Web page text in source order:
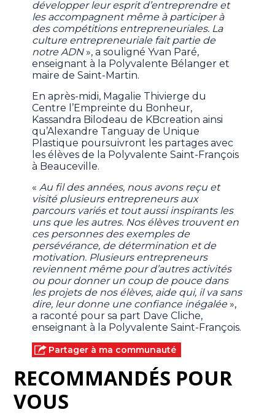
développer leur esprit d’entreprendre et
les accompagnent même à participer à
des compétitions entrepreneuriales. La
culture entrepreneuriale fait partie de
notre ADN», a souligné Yvan Paré,
enseignant à la Polyvalente Bélanger et
maire de Saint-Martin.
En après-midi, Magalie Thivierge du
Centre l’Empreinte du Bonheur,
Kassandra Bilodeau de KBcreation ainsi
qu’Alexandre Tanguay de Unique
Plastique poursuivront les partages avec
les élèves de la Polyvalente Saint-François
à Beauceville.
« Au fil des années, nous avons reçu et
visité plusieurs entrepreneurs aux
parcours variés et tout aussi inspirants les
uns que les autres. Nos élèves trouvent en
ces personnes des exemples de
persévérance, de détermination et de
motivation. Plusieurs entrepreneurs
reviennent même pour d’autres activités
ou pour donner un coup de pouce dans
les projets de nos élèves, aide qui, il va sans
dire, leur donne une confiance inégalée»,
a raconté pour sa part Dave Cliche,
enseignant à la Polyvalente Saint-François.
Partager à ma communauté
RECOMMANDÉS POUR
VOUS